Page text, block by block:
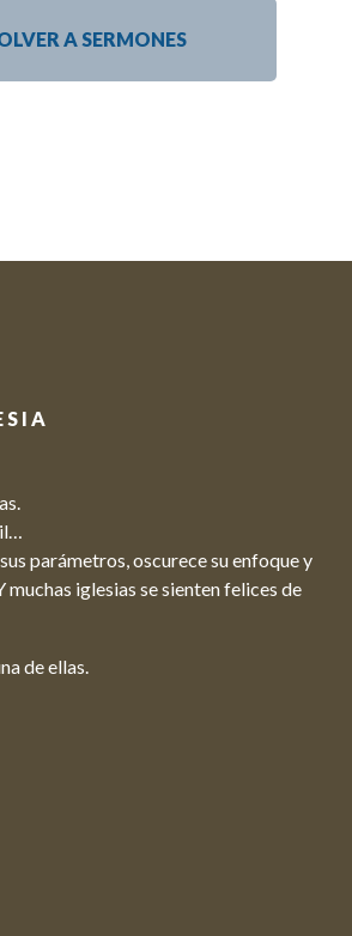
A SERMONES
parámetros, oscurece su enfoque y
iglesias se sienten felices de
de ellas.